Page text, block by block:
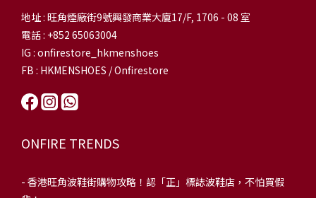
地址 : 旺角煙廠街9號興發商業大廈17/F, 1706 - 08 室
電話 : +852 65063004
IG : onfirestore_hkmenshoes
FB : HKMENSHOES / Onfirestore
ONFIRE TRENDS
- 香港旺角波鞋街購物攻略！認「正」標誌波鞋店，不怕買假